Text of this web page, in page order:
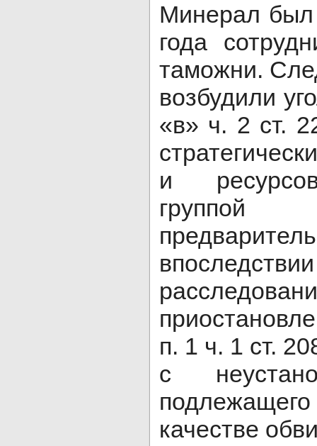
Минерал
года
таможни.
возбудили
«в» ч. 2 ст.
и
п. 1 ч. 1 ст.
с
качестве